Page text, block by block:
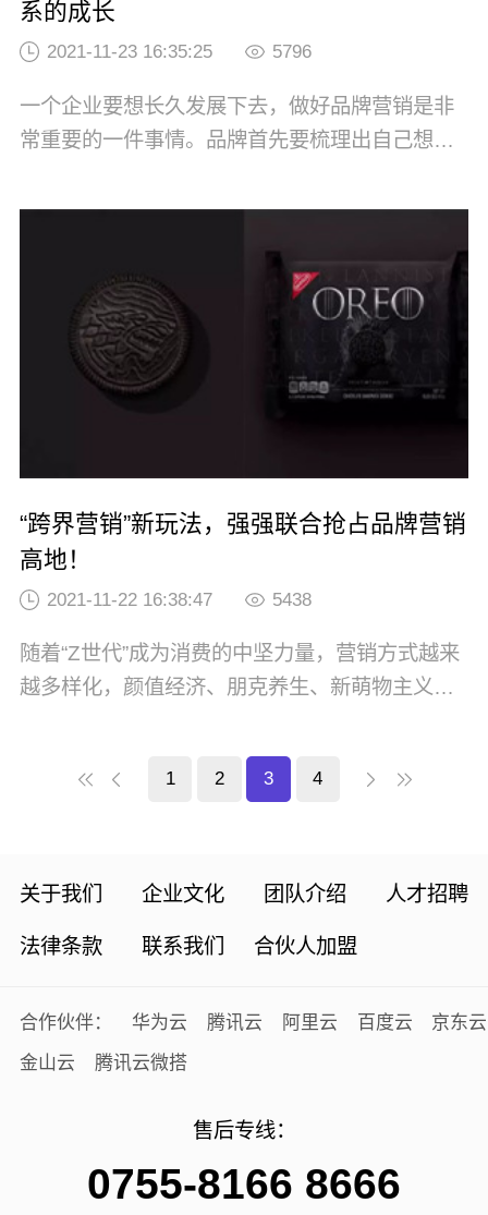
系的成长
2021-11-23 16:35:25 5796
一个企业要想长久发展下去，做好品牌营销是非
常重要的一件事情。品牌首先要梳理出自己想要
标其实都是一样的，就是触动你的目标消费者，
这个平台。2011年1月26日，知乎正式上线。在
最早的200位用户里，包括了李开复、马化腾...
“跨界营销”新玩法，强强联合抢占品牌营销
高地！
2021-11-22 16:38:47 5438
随着“Z世代”成为消费的中坚力量，营销方式越来
越多样化，颜值经济、朋克养生、新萌物主义、
流行的“跨界营销”成为最受“z世代”年轻人最喜欢
的营销方式之一。市场竞争的加剧，年轻消费者
1 2 3 4
关于我们 企业文化 团队介绍 人才招聘
法律条款 联系我们 合伙人加盟
合作伙伴： 华为云 腾讯云 阿里云 百度云
京东云
金山云
腾讯云微搭
售后专线：
0755-8166 8666